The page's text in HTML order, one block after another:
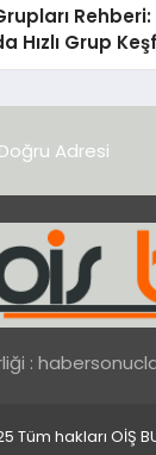
Rehberi:
Hızlı Grup
Adresi
:
hakları OİŞ